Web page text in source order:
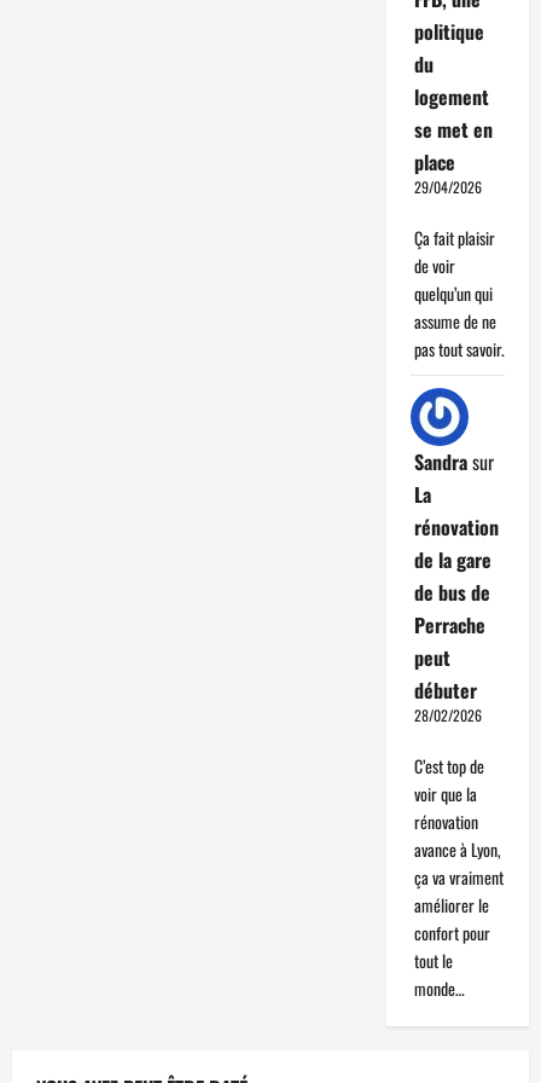
politique
du
logement
se met en
place
29/04/2026
Ça fait plaisir
de voir
quelqu’un qui
assume de ne
pas tout savoir.
Sandrasur
La
rénovation
de la gare
de bus de
Perrache
peut
débuter
28/02/2026
C’est top de
voir que la
rénovation
avance à Lyon,
ça va vraiment
améliorer le
confort pour
tout le
monde…